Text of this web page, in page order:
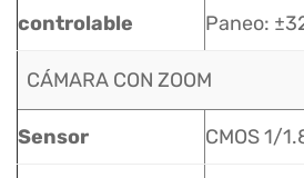
controlable
Paneo:
CÁMARA CON ZOOM
Sensor CMOS 1/